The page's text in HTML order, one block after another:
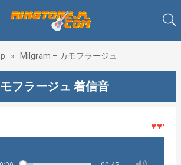
» Milgram – カモフラージュ
フラージュ 着信音
♥♥♥着メ